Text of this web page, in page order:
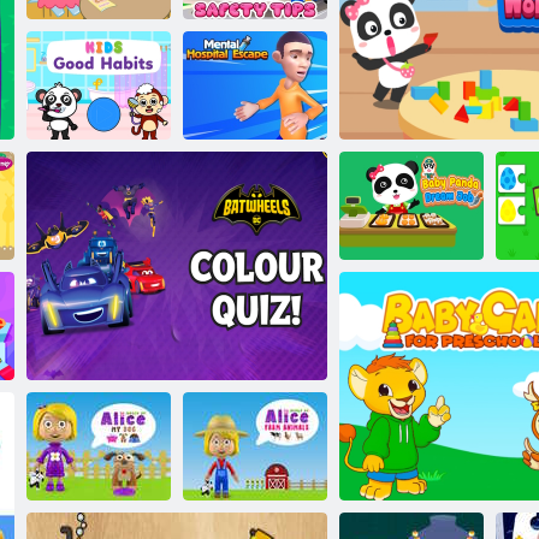
Buongiorno
Ippopotamo
Suggerimenti
per la sicurezza
dei bambini
Il mondo delle emozioni del
Buone abitudini
per i bambini
Fuga
dall'ospedale
psichiatrico
Il lavoro da
sogno per Baby
Panda